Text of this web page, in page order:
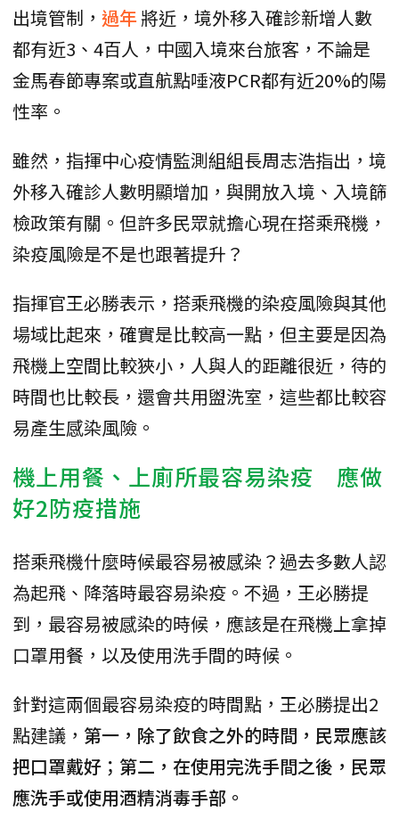
出境管制， 過年將近，境外移入確診新增人數
都有近3、4百人，中國入境來台旅客，不論是
金馬春節專案或直航點唾液PCR都有近20%的陽
性率。
雖然，指揮中心疫情監測組組長周志浩指出，境
外移入確診人數明顯增加，與開放入境、入境篩
檢政策有關。但許多民眾就擔心現在搭乘飛機，
染疫風險是不是也跟著提升？
指揮官王必勝表示，搭乘飛機的染疫風險與其他
場域比起來，確實是比較高一點，但主要是因為
飛機上空間比較狹小，人與人的距離很近，待的
時間也比較長，還會共用盥洗室，這些都比較容
易產生感染風險。
機上用餐、上廁所最容易染疫 應做
好2防疫措施
搭乘飛機什麼時候最容易被感染？過去多數人認
為起飛、降落時最容易染疫。不過，王必勝提
到，最容易被感染的時候，應該是在飛機上拿掉
口罩用餐，以及使用洗手間的時候。
針對這兩個最容易染疫的時間點，王必勝提出2
點建議， 第一，除了飲食之外的時間，民眾應該
把口罩戴好；第二，在使用完洗手間之後，民眾
應洗手或使用酒精消毒手部。